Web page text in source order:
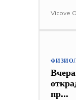
Vicove
пр…